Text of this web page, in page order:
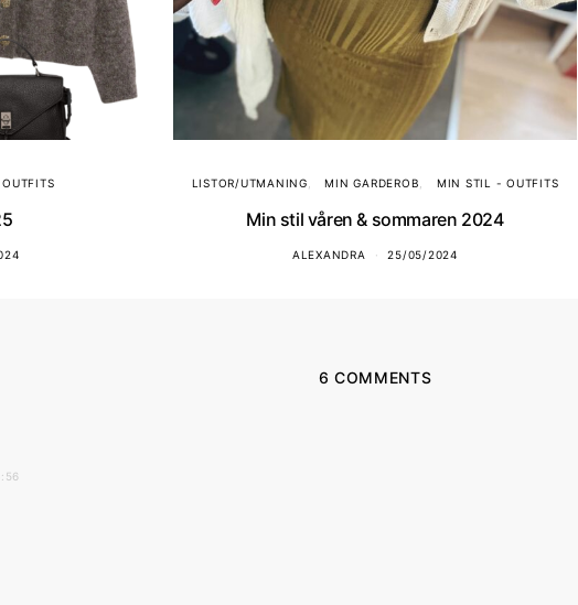
LISTOR/UTMANING MIN GARDEROB MIN STIL - OUTFITS
Min stil våren & sommaren 2024
ALEXANDRA 25/05/2024
6 COMMENTS